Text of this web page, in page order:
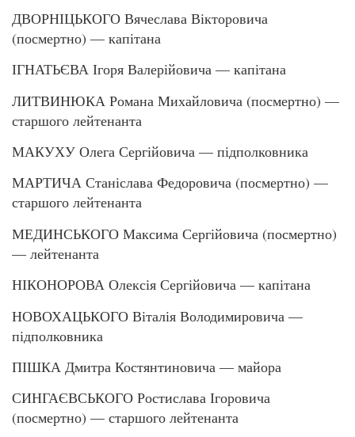
ДВОРНІЦЬКОГО Вячеслава Вікторовича
(посмертно) — капітана
ІГНАТЬЄВА Ігоря Валерійовича — капітана
ЛИТВИНЮКА Романа Михайловича (посмертно) —
старшого лейтенанта
МАКУХУ Олега Сергійовича — підполковника
МАРТИЧА Станіслава Федоровича (посмертно) —
старшого лейтенанта
МЕДИНСЬКОГО Максима Сергійовича (посмертно)
— лейтенанта
НІКОНОРОВА Олексія Сергійовича — капітана
НОВОХАЦЬКОГО Віталія Володимировича —
підполковника
ПІШКА Дмитра Костянтиновича — майора
СИНГАЄВСЬКОГО Ростислава Ігоровича
(посмертно) — старшого лейтенанта